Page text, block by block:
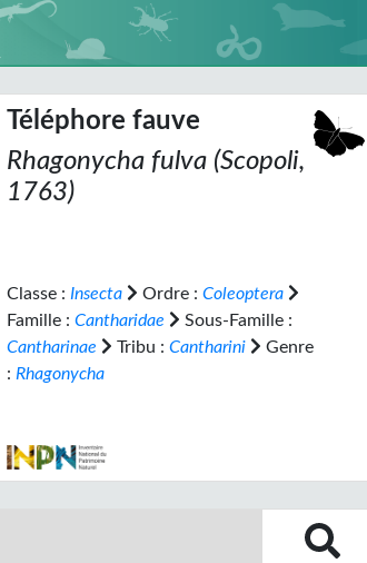
Téléphore fauve
Rhagonycha fulva(Scopoli,
1763)
Classe : Insecta Ordre : Coleoptera
Famille : Cantharidae
Sous-Famille :
Cantharinae
Tribu : Cantharini
Genre
: Rhagonycha